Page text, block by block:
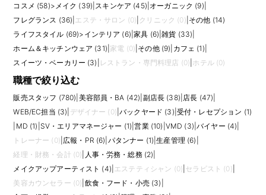
コスメ (58)> メイク (39) スキンケア (45) オーガニック (9)
フレグランス (36) エステ・サロン (0) クリニック (0) その他 (14)
ライフスタイル (69)> インテリア (6) |家具 (6) |雑貨 (33)
ホーム＆キッチンウェア (31) 家電 (0) その他 (9) カフェ (1)
スイーツ・ベーカリー (3) レストラン・専門料理店 (0) ホテル (0)
職種で絞り込む
販売スタッフ (780) 美容部員・BA (42) 副店長 (38) 店長 (47)
WEB/EC担当 (3) デザイナー (0) |バックヤード (3) 受付・レセプション (1)
MD (1) SV・エリアマネージャー (1) |営業 (10) VMD (3) |バイヤー (4)
トレーナー (0) 広報・PR (6) パタンナー (1) |生産管理 (6)
経理・財務・会計 (0) 人事・労務・総務 (2)
メイクアップアーティスト (4) エステティシャン (0) セラピスト (0)
美容カウンセラー (0) 飲食・フード・小売 (3)